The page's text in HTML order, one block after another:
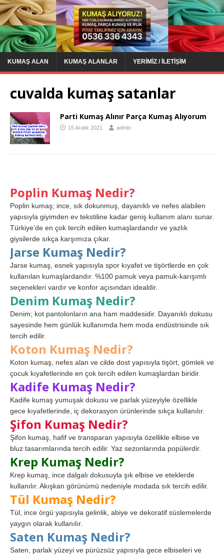
KUMAŞ ALAN KUMAŞ ALANLAR YERIMIZ / İLETIŞIM
cuvalda kumaş satanlar
Parti Kumaş Alınır Parça Kumaş Alıyorum
15 Aralık 2021 admin
Poplin Kumaş Nedir?
Poplin kumaş; ince, sık dokunmuş, dayanıklı ve nefes alabilen
yapısıyla giyimden ev tekstiline kadar geniş kullanım alanı sunar.
Türkiye’de en çok tercih edilen kumaşlardandır ve yazlık
giysilerde sıkça karşımıza çıkar.
Jarse Kumaş Nedir?
Jarse kumaş, esnek yapısıyla spor kıyafet ve tişörtlerde en çok
kullanılan kumaşlardandır. %100 pamuk veya pamuk-karışımlı
seçenekleri vardır ve konfor açısından idealdir.
Denim Kumaş Nedir?
Denim; kot pantolonların ana ham maddesidir. Dayanıklı dokusu
sayesinde hem günlük kullanımda hem moda endüstrisinde sık
tercih edilir.
Koton Kumaş Nedir?
Koton kumaş, nefes alan ve cilde dost yapısıyla tişört, gömlek ve
çocuk kıyafetlerinde en çok tercih edilen kumaşlardan biridir.
Kadife Kumaş Nedir?
Kadife kumaş yumuşak dokusu ve parlak yüzeyiyle özellikle
gece kıyafetlerinde, iç dekorasyon ürünlerinde sıkça kullanılır.
Şifon Kumaş Nedir?
Şifon kumaş, hafif ve transparan yapısıyla özellikle elbise ve
bluz tasarımlarında tercih edilir. Yaz sezonlarında popülerdir.
Krep Kumaş Nedir?
Krep kumaş, ince dalgalı dokusuyla şık elbise ve eteklerde
kullanılır. Akışkan görünümü nedeniyle modada sık tercih edilir.
Tül Kumaş Nedir?
Tül, ince örgü yapısıyla gelinlik, abiye ve dekoratif süslemelerde
yaygın olarak kullanılır.
Saten Kumaş Nedir?
Saten, parlak yüzeyi ve pürüzsüz yapısıyla gece elbiseleri ve